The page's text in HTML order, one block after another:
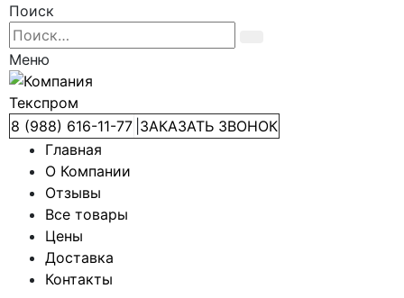
Поиск
Меню
8 (988) 616-11-77 ЗАКАЗАТЬ ЗВОНОК
Главная
О Компании
Отзывы
Все товары
Цены
Доставка
Контакты